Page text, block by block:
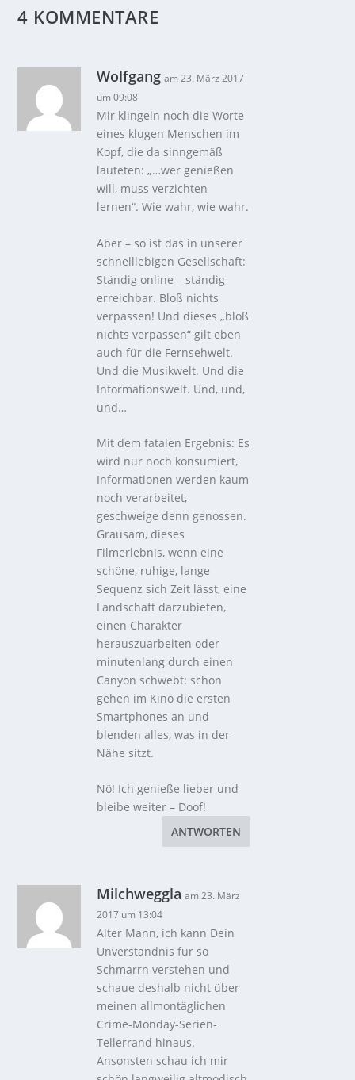
4 KOMMENTARE
Wolfgang am 23. März 2017
um 09:08
Mir klingeln noch die Worte
eines klugen Menschen im
Kopf, die da sinngemäß
lauteten: „…wer genießen
will, muss verzichten
lernen“. Wie wahr, wie wahr.
Aber – so ist das in unserer
schnelllebigen Gesellschaft:
Ständig online – ständig
erreichbar. Bloß nichts
verpassen! Und dieses „bloß
nichts verpassen“ gilt eben
auch für die Fernsehwelt.
Und die Musikwelt. Und die
Informationswelt. Und, und,
und…
Mit dem fatalen Ergebnis: Es
wird nur noch konsumiert,
Informationen werden kaum
noch verarbeitet,
geschweige denn genossen.
Grausam, dieses
Filmerlebnis, wenn eine
schöne, ruhige, lange
Sequenz sich Zeit lässt, eine
Landschaft darzubieten,
einen Charakter
herauszuarbeiten oder
minutenlang durch einen
Canyon schwebt: schon
gehen im Kino die ersten
Smartphones an und
blenden alles, was in der
Nähe sitzt.
Nö! Ich genieße lieber und
bleibe weiter – Doof!
ANTWORTEN
Milchweggla am 23. März
2017 um 13:04
Alter Mann, ich kann Dein
Unverständnis für so
Schmarrn verstehen und
schaue deshalb nicht über
meinen allmontäglichen
Crime-Monday-Serien-
Tellerrand hinaus.
Ansonsten schau ich mir